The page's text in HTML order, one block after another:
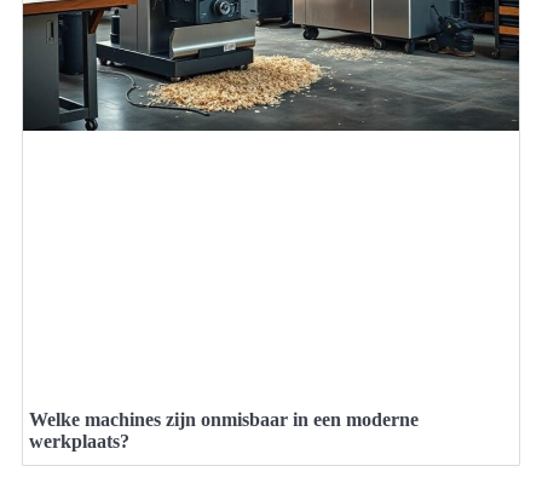
Welke machines zijn onmisbaar in een moderne
werkplaats?